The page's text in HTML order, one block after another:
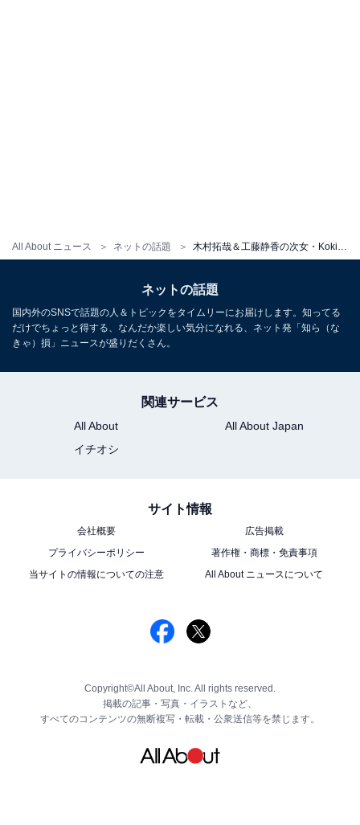
All About ニュース ネットの話題
ネットの話題
国内外のSNSで話題の人＆トピックをタイムリーにお届けします。知ってる
だけでちょっと得する、なんだか楽しい気分になれる、ネット発「知ら（な
きゃ）損」ニュースが盛りだくさん。
関連サービス
All About
All About Japan
イチオシ
サイト情報
会社概要
広告掲載
プライバシーポリシー
著作権・商標・免責事項
当サイトの情報についての注意
All About ニュースについて
Copyright©All About, Inc. All rights reserved.
掲載の記事・写真・イラストなど、
すべてのコンテンツの無断複写・転載・公衆送信等を禁じます。